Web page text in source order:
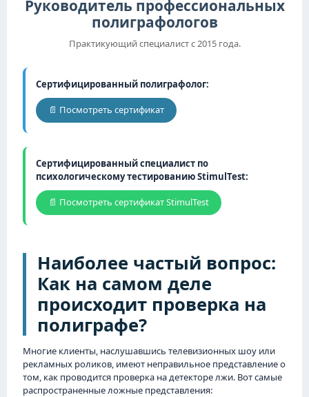
Руководитель профессиональных
полиграфологов
Практикующий специалист с 2015 года.
Сертифицированный полиграфолог:
📄 Посмотреть сертификат
Сертифицированный специалист по
психологическому тестированию StimulTest:
📄 Посмотреть сертификат StimulTest
Наиболее частый вопрос:
Как на самом деле
происходит проверка на
полиграфе?
Многие клиенты, наслушавшись телевизионных шоу или
рекламных роликов, имеют неправильное представление о
том, как проводится проверка на детекторе лжи. Вот самые
распространенные ложные представления: